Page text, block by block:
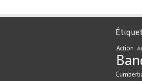
Action